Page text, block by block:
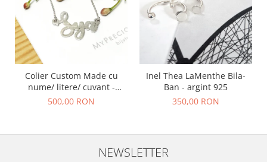
Colier Custom Made cu
nume/ litere/ cuvant -
argint 925
500,00 RON
Inel Thea LaMenthe Bila-
Ban - argint 925
350,00 RON
NEWSLETTER